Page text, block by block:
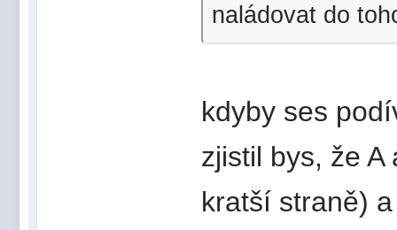
naládovat do
kdyby ses
zjistil bys, že
kratší straně)